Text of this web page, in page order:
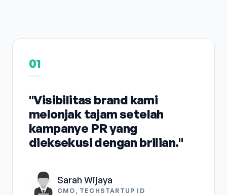
01
"Visibilitas brand kami
melonjak tajam setelah
kampanye PR yang
dieksekusi dengan brilian."
Sarah Wijaya
CMO, TECHSTARTUP ID